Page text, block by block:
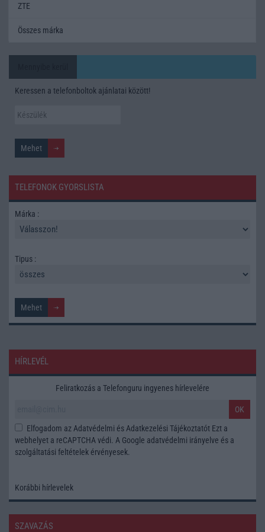
ZTE
Összes márka
Keressen a telefonboltok ajánlatai között!
TELEFONOK GYORSLISTA
Márka :
Tipus :
HÍRLEVÉL
Feliratkozás a Telefonguru ingyenes hírlevelére
OK
Elfogadom az Adatvédelmi és Adatkezelési Tájékoztatót Ezt a
webhelyet a reCAPTCHA védi. A Google adatvédelmi irányelve és a
szolgáltatási feltételek érvényesek.
Korábbi hírlevelek
SZAVAZÁS